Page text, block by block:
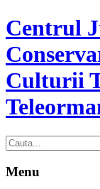
Centrul
Culturii
Menu